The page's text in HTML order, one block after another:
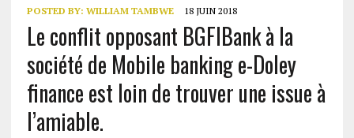
POSTED BY: WILLIAM TAMBWE 18 JUIN 2018
Le conflit opposant BGFIBank à la
société de Mobile banking e-Doley
finance est loin de trouver une issue à
l’amiable.